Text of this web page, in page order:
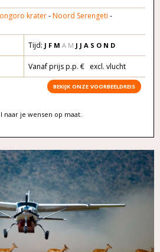
krater-Noord Serengeti -
Tijd: J F M A M J J A S O N D
Vanaf prijs p.p. € excl. vlucht
BEKIJK ONZE VOORBEELDREIS
naar je wensen op maat.